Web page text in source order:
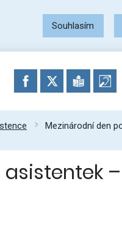
Souhlasím
Mezinárodní den